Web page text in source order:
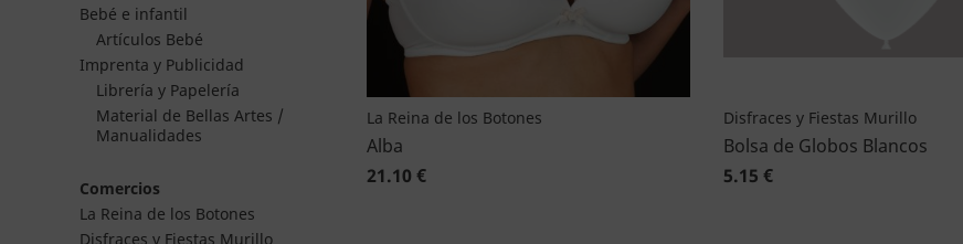
Bebé e infantil
Artículos Bebé
Imprenta y Publicidad
Librería y Papelería
Material de Bellas Artes /
Manualidades
Comercios
La Reina de los Botones
Disfraces y Fiestas Murillo
La Reina de los Botones
Alba
21.10 €
Disfraces y Fiestas Murillo
Bolsa de Globos Blancos
5.15 €